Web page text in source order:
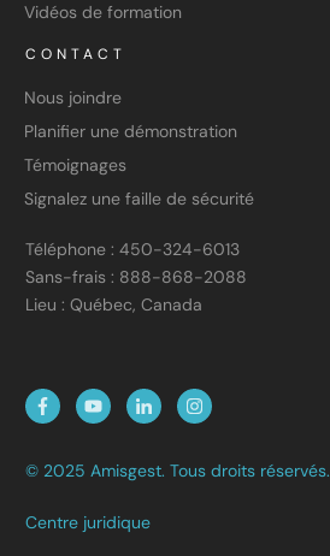
Vidéos de formation
CONTACT
Nous joindre
Planifier une démonstration
Témoignages
Signalez une faille de sécurité
Téléphone : 450-324-6013
Sans-frais : 888-868-2088
Lieu : Québec, Canada
© 2025 Amisgest. Tous droits réservés.
Centre juridique